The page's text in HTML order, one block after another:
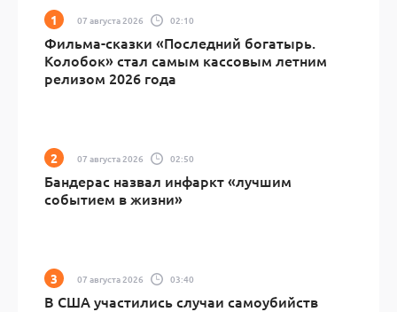
07 августа 2026 02:10
Фильма-сказки «Последний богатырь.
Колобок» стал самым кассовым летним
релизом 2026 года
07 августа 2026 02:50
Бандерас назвал инфаркт «лучшим
событием в жизни»
07 августа 2026 03:40
В США участились случаи самоубийств